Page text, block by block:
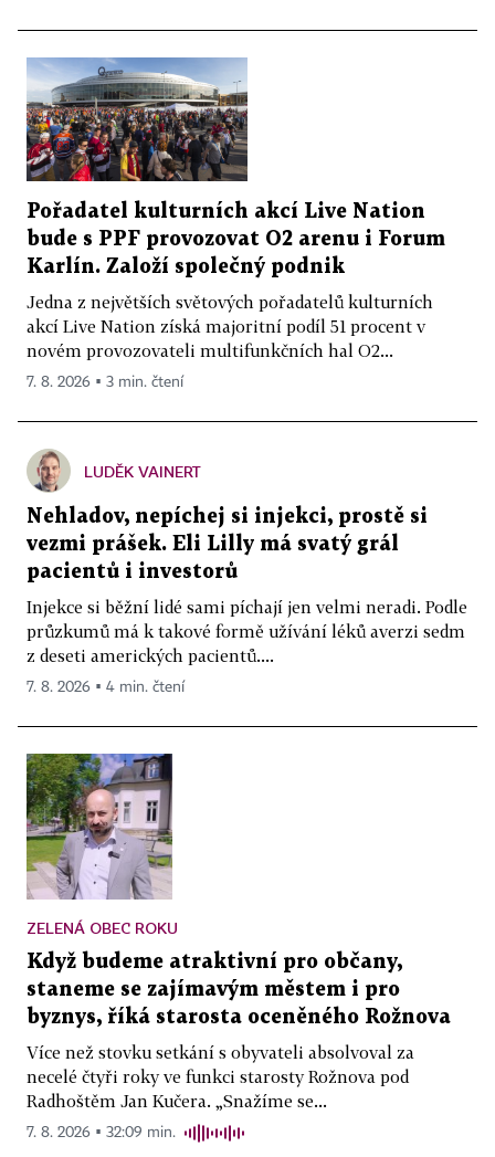
Pořadatel kulturních akcí Live Nation
bude s PPF provozovat O2 arenu i Forum
Karlín. Založí společný podnik
Jedna z největších světových pořadatelů kulturních
akcí Live Nation získá majoritní podíl 51 procent v
novém provozovateli multifunkčních hal O2...
7. 8. 2026 ▪ 3 min. čtení
LUDĚK VAINERT
Nehladov, nepíchej si injekci, prostě si
vezmi prášek. Eli Lilly má svatý grál
pacientů i investorů
Injekce si běžní lidé sami píchají jen velmi neradi. Podle
průzkumů má k takové formě užívání léků averzi sedm
z deseti amerických pacientů....
7. 8. 2026 ▪ 4 min. čtení
ZELENÁ OBEC ROKU
Když budeme atraktivní pro občany,
staneme se zajímavým městem i pro
byznys, říká starosta oceněného Rožnova
Více než stovku setkání s obyvateli absolvoval za
necelé čtyři roky ve funkci starosty Rožnova pod
Radhoštěm Jan Kučera. „Snažíme se...
7. 8. 2026 ▪ 32:09 min.